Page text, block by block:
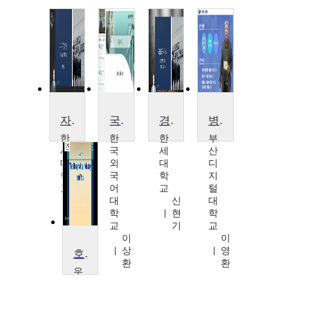
자치경찰론
한
세
대
학
교
기
국제기구
한
국
외
국
어
대
학
교
이
상
환
경찰조직관리
한
세
대
학
교
신
현
기
병원행정 및 조직관리
부
산
디
지
털
대
학
교
이
영
환
호텔의 환대 산업에 대한 소개
우